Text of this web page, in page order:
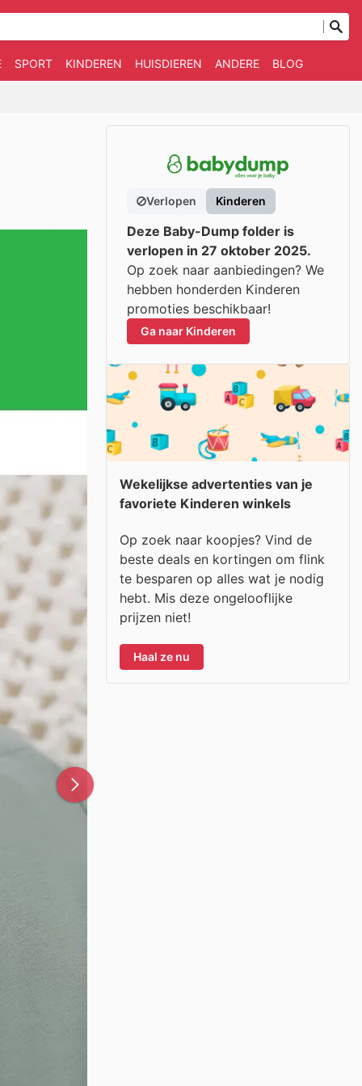
SPORT KINDEREN HUISDIEREN ANDERE BLOG
Verlopen Kinderen
Deze Baby-Dump folder is
verlopen in 27 oktober 2025.
Op zoek naar aanbiedingen? We
hebben honderden Kinderen
promoties beschikbaar!
Ga naar Kinderen
Wekelijkse advertenties van je
favoriete Kinderen winkels
Op zoek naar koopjes? Vind de
beste deals en kortingen om flink
te besparen op alles wat je nodig
hebt. Mis deze ongelooflijke
prijzen niet!
Haal ze nu